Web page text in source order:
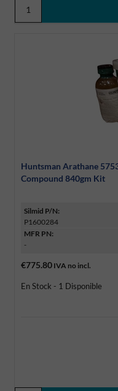
Huntsman Arathane
Compound 840gm Kit
Silmid P/N:
P1600284
MFR PN:
-
€775.80IVA no incl.
En Stock - 1 Disponible